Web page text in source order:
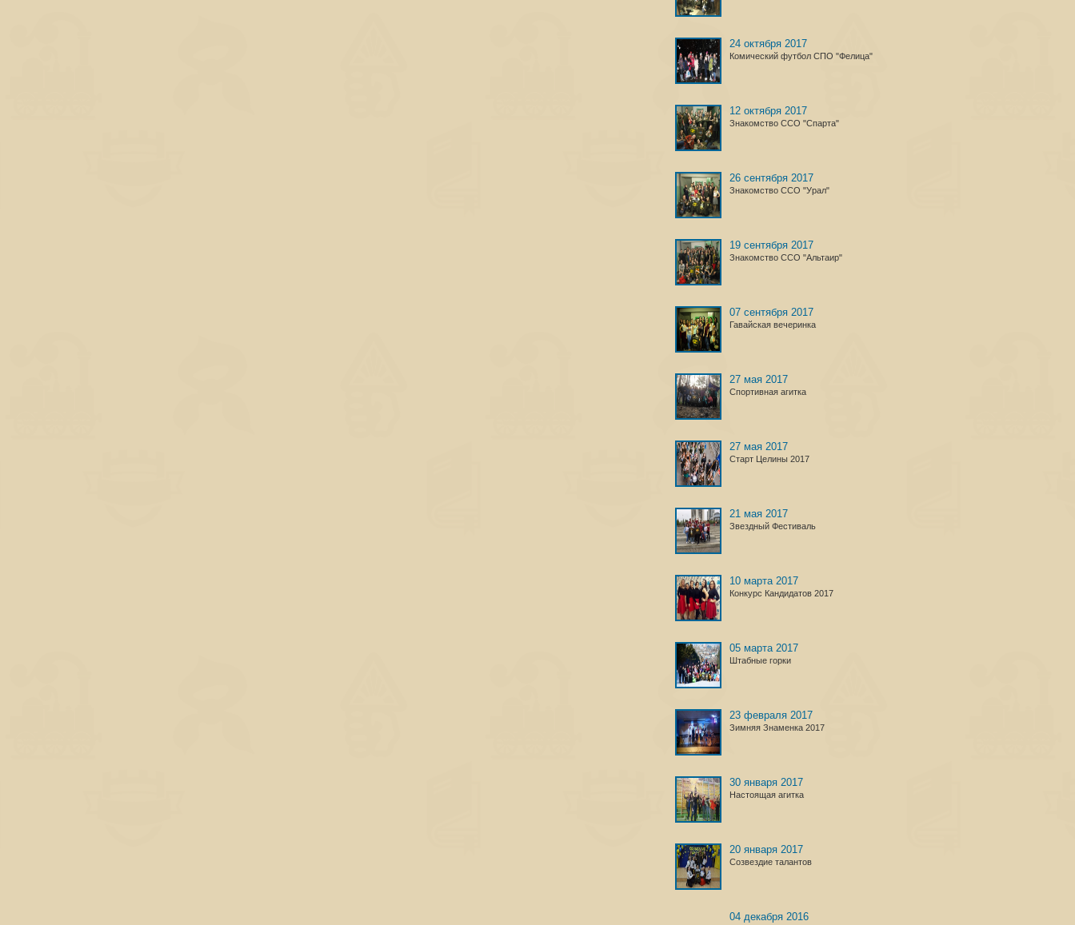
24 октября 2017
Комический футбол СПО "Фелица"
12 октября 2017
Знакомство ССО "Спарта"
26 сентября 2017
Знакомство ССО "Урал"
19 сентября 2017
Знакомство ССО "Альтаир"
07 сентября 2017
Гавайская вечеринка
27 мая 2017
Спортивная агитка
27 мая 2017
Старт Целины 2017
21 мая 2017
Звездный Фестиваль
10 марта 2017
Конкурс Кандидатов 2017
05 марта 2017
Штабные горки
23 февраля 2017
Зимняя Знаменка 2017
30 января 2017
Настоящая агитка
20 января 2017
Созвездие талантов
04 декабря 2016